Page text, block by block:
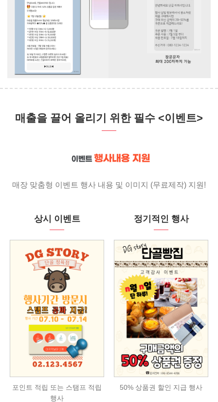
매출을 끌어 올리기 위한 필수 <이벤트>
매장 맞춤형 이벤트 행사 내용 및 이미지 (무료제작) 지원!
상시 이벤트
포인트 적립 또는 스탬프 적립
행사
정기적인 행사
50% 상품권 할인 지급 행사